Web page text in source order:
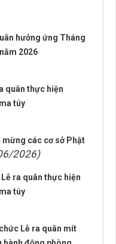
hưởng ứng Tháng
2026
quân thực hiện
túy
mừng các cơ sở Phật
2026)
ra quân thực hiện
túy
Lễ ra quân mít